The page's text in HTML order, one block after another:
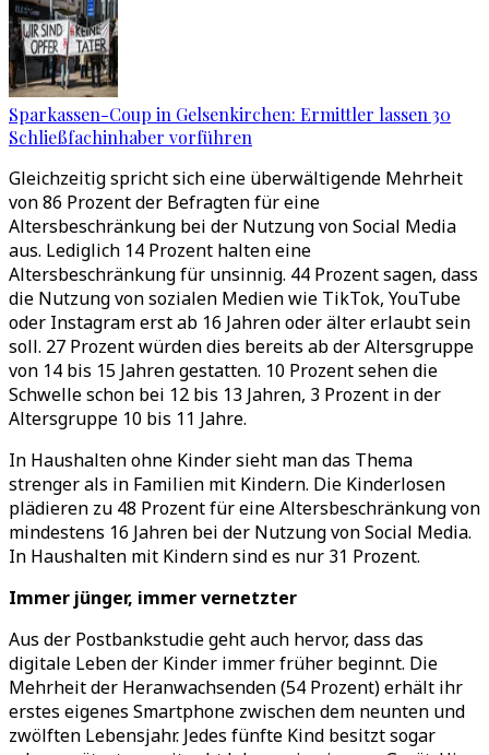
Sparkassen-Coup in Gelsenkirchen: Ermittler lassen 30
Schließfachinhaber vorführen
Gleichzeitig spricht sich eine überwältigende Mehrheit
von 86 Prozent der Befragten für eine
Altersbeschränkung bei der Nutzung von Social Media
aus. Lediglich 14 Prozent halten eine
Altersbeschränkung für unsinnig. 44 Prozent sagen, dass
die Nutzung von sozialen Medien wie TikTok, YouTube
oder Instagram erst ab 16 Jahren oder älter erlaubt sein
soll. 27 Prozent würden dies bereits ab der Altersgruppe
von 14 bis 15 Jahren gestatten. 10 Prozent sehen die
Schwelle schon bei 12 bis 13 Jahren, 3 Prozent in der
Altersgruppe 10 bis 11 Jahre.
In Haushalten ohne Kinder sieht man das Thema
strenger als in Familien mit Kindern. Die Kinderlosen
plädieren zu 48 Prozent für eine Altersbeschränkung von
mindestens 16 Jahren bei der Nutzung von Social Media.
In Haushalten mit Kindern sind es nur 31 Prozent.
Immer jünger, immer vernetzter
Aus der Postbankstudie geht auch hervor, dass das
digitale Leben der Kinder immer früher beginnt. Die
Mehrheit der Heranwachsenden (54 Prozent) erhält ihr
erstes eigenes Smartphone zwischen dem neunten und
zwölften Lebensjahr. Jedes fünfte Kind besitzt sogar